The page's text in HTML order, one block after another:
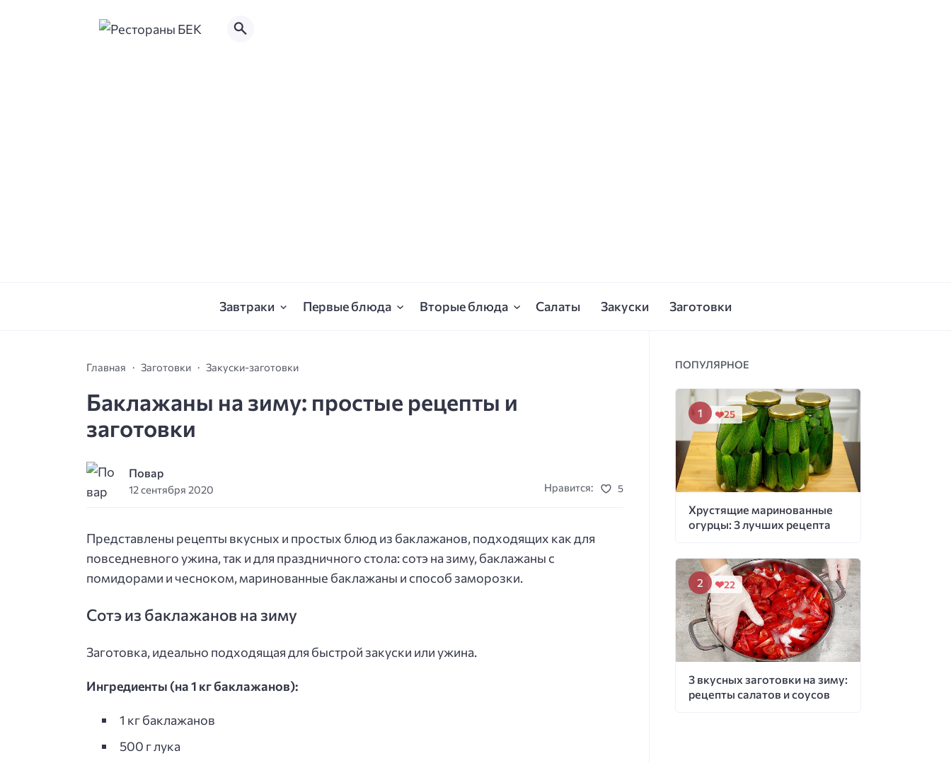
Завтраки Первые блюда Вторые блюда Салаты Закуски Заготовки
Главная Заготовки Закуски-заготовки
Баклажаны на зиму: простые рецепты и
заготовки
Повар
12 сентября 2020 Нравится: 5
Представлены рецепты вкусных и простых блюд из баклажанов, подходящих как для
повседневного ужина, так и для праздничного стола: сотэ на зиму, баклажаны с
помидорами и чесноком, маринованные баклажаны и способ заморозки.
Сотэ из баклажанов на зиму
Заготовка, идеально подходящая для быстрой закуски или ужина.
Ингредиенты (на 1 кг баклажанов):
1 кг баклажанов
500 г лука
ПОПУЛЯРНОЕ
Хрустящие маринованные
огурцы: 3 лучших рецепта
25
3 вкусных заготовки на зиму:
рецепты салатов и соусов
22